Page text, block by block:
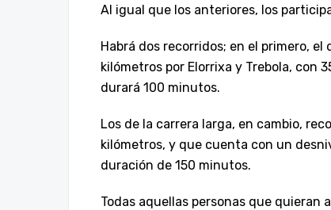
Al igual que los anteriores, los
Habrá dos recorridos; en el primero,
kilómetros por Elorrixa y Trebola, con
durará 100 minutos.
Los de la carrera larga, en cambio,
kilómetros, y que cuenta con un
duración de 150 minutos.
Todas aquellas personas que